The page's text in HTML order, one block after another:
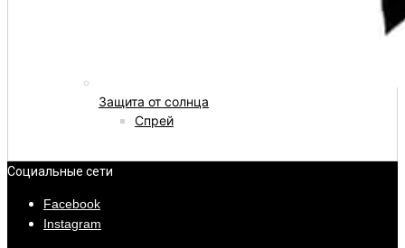
Защита от солнца
Спрей
Социальные сети
Facebook
Instagram